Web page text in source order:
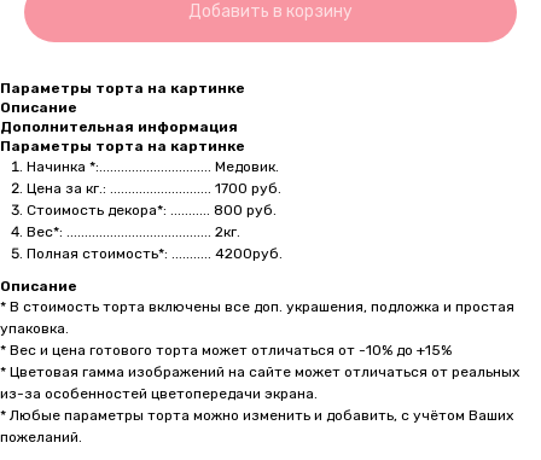
Добавить в корзину
Параметры торта на картинке
Описание
Дополнительная информация
Параметры торта на картинке
Начинка *:............................... Медовик.
Цена за кг.: ............................ 1700 руб.
Стоимость декора*: ........... 800 руб.
Вес*: ........................................ 2кг.
Полная стоимость*: ........... 4200руб.
Описание
* В стоимость торта включены все доп. украшения, подложка и простая
упаковка.
* Вес и цена готового торта может отличаться от -10% до +15%
* Цветовая гамма изображений на сайте может отличаться от реальных
из-за особенностей цветопередачи экрана.
* Любые параметры торта можно изменить и добавить, с учётом Ваших
пожеланий.